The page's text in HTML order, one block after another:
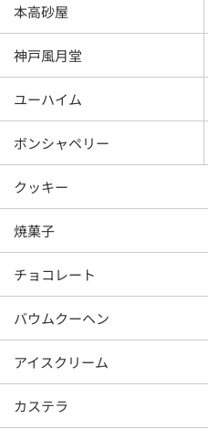
本高砂屋
神戸風月堂
ユーハイム
ボンシャペリー
クッキー
焼菓子
チョコレート
バウムクーヘン
アイスクリーム
カステラ